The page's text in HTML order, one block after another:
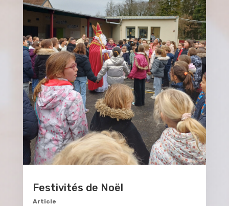
Festivités de Noël
Article